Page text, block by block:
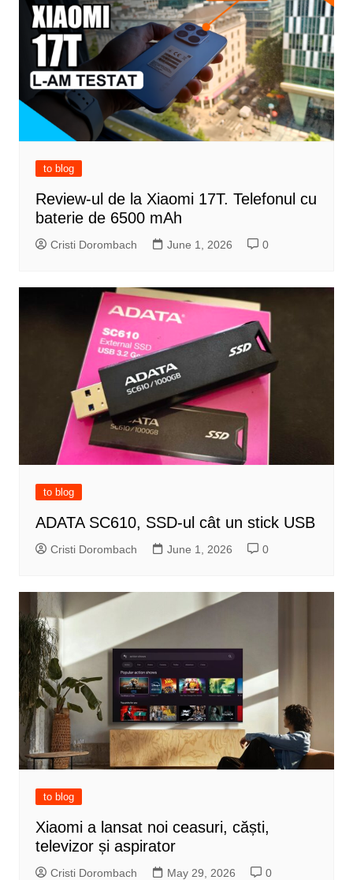
to blog
Review-ul de la Xiaomi 17T. Telefonul cu
baterie de 6500 mAh
Cristi Dorombach June 1, 2026 0
to blog
ADATA SC610, SSD-ul cât un stick USB
Cristi Dorombach June 1, 2026 0
to blog
Xiaomi a lansat noi ceasuri, căști,
televizor și aspirator
Cristi Dorombach May 29, 2026 0